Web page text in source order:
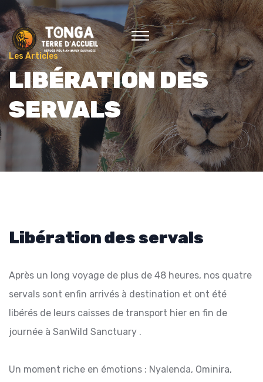
Les Articles
LIBÉRATION DES
SERVALS
Libération des servals
Après un long voyage de plus de 48 heures, nos quatre
servals sont enfin arrivés à destination et ont été
libérés de leurs caisses de transport hier en fin de
journée à SanWild Sanctuary .
Un moment riche en émotions : Nyalenda, Ominira,